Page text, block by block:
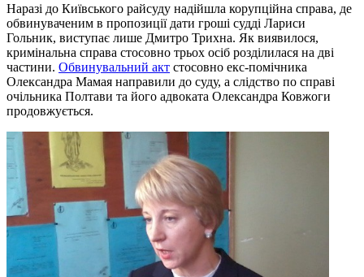
Наразі до Київського райсуду надійшла корупційна справа, де
обвинуваченим в пропозиції дати гроші судді Лариси
Гольник, виступає лише Дмитро Трихна. Як виявилося,
кримінальна справа стосовно трьох осіб розділилася на дві
частини. Обвинувальний акт стосовно екс-помічника
Олександра Мамая направили до суду, а слідство по справі
очільника Полтави та його адвоката Олександра Ковжоги
продовжується.